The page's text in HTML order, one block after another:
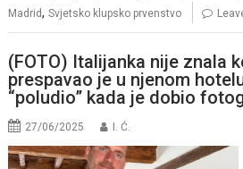
Madrid,Svjetsko klupsko prvenstvo
(FOTO) Italijanka nije znala
prespavao je u njenom
“poludio” kada je dobio
27/06/2025 I. Ć.